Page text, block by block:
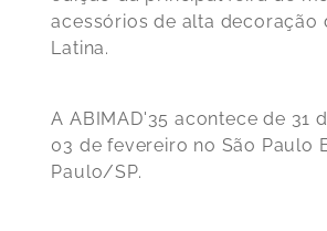
acessórios de alta decoração
Latina.
A ABIMAD'35 acontece de 31
03 de fevereiro no São Paulo
Paulo/SP.